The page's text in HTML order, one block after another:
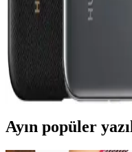
Huawei P40 Pro
ve Alımda Dikkat
Huawei P40 Pro'nun ikinci
özellikleri ve alımda dikkat
anlatılıyor.
Ayın popüler